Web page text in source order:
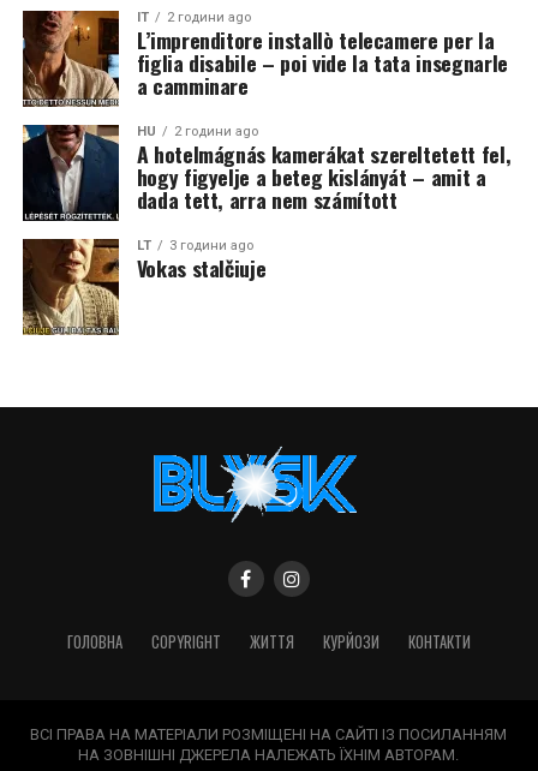
IT 2 години ago
L’imprenditore installò telecamere per la
figlia disabile – poi vide la tata insegnarle
a camminare
HU 2 години ago
A hotelmágnás kamerákat szereltetett fel,
hogy figyelje a beteg kislányát – amit a
dada tett, arra nem számított
LT 3 години ago
Vokas stalčiuje
ГОЛОВНА COPYRIGHT ЖИТТЯ КУРЙОЗИ КОНТАКТИ
ВСІ ПРАВА НА МАТЕРІАЛИ РОЗМІЩЕНІ НА САЙТІ ІЗ ПОСИЛАННЯМ
НА ЗОВНІШНІ ДЖЕРЕЛА НАЛЕЖАТЬ ЇХНІМ АВТОРАМ.